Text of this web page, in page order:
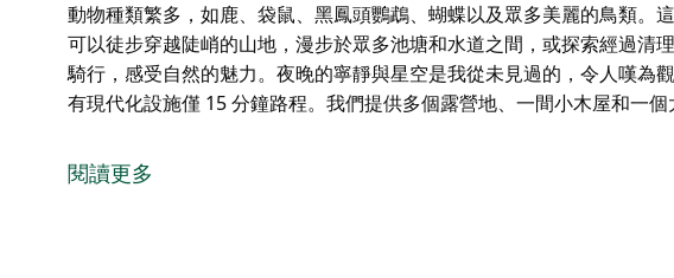
動物種類繁多，如鹿、袋鼠、黑鳳頭鸚鵡、蝴蝶以及眾多美麗的鳥類。
可以徒步穿越陡峭的山地，漫步於眾多池塘和水道之間，或探索經過清
騎行，感受自然的魅力。夜晚的寧靜與星空是我從未見過的，令人嘆為
有現代化設施僅 15 分鐘路程。我們提供多個露營地、一間小木屋和一個
這裡環境寧靜，樹木繁茂，水道潺潺，野生動物種類繁多，如鹿、袋鼠
閱讀更多